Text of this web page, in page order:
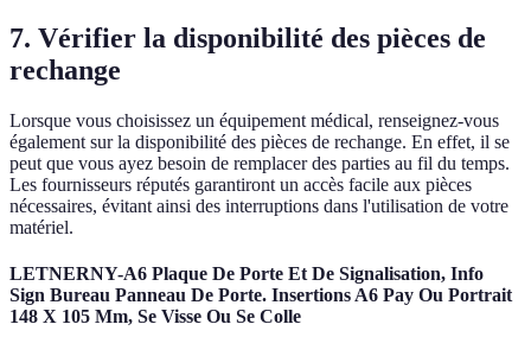
7. Vérifier la disponibilité des pièces de
rechange
Lorsque vous choisissez un équipement médical, renseignez-vous
également sur la disponibilité des pièces de rechange. En effet, il se
peut que vous ayez besoin de remplacer des parties au fil du temps.
Les fournisseurs réputés garantiront un accès facile aux pièces
nécessaires, évitant ainsi des interruptions dans l'utilisation de votre
matériel.
LETNERNY-A6 Plaque De Porte Et De Signalisation, Info
Sign Bureau Panneau De Porte. Insertions A6 Pay Ou Portrait
148 X 105 Mm, Se Visse Ou Se Colle